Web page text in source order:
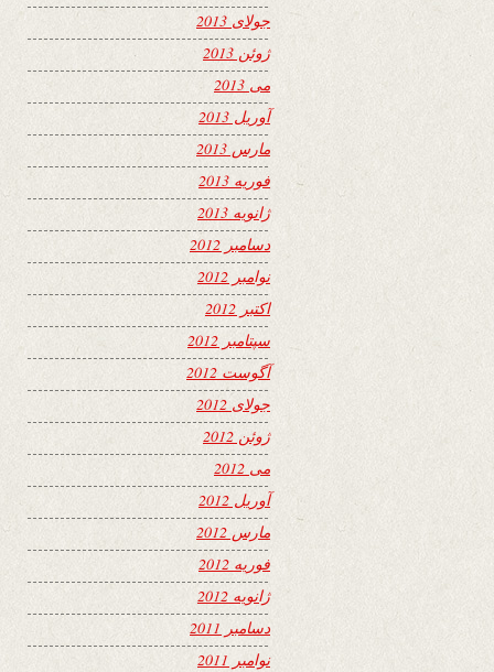
جولای 2013
ژوئن 2013
می 2013
آوریل 2013
مارس 2013
فوریه 2013
ژانویه 2013
دسامبر 2012
نوامبر 2012
اکتبر 2012
سپتامبر 2012
آگوست 2012
جولای 2012
ژوئن 2012
می 2012
آوریل 2012
مارس 2012
فوریه 2012
ژانویه 2012
دسامبر 2011
نوامبر 2011